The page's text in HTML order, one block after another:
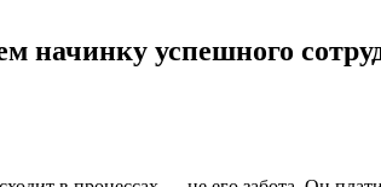
начинку успешного